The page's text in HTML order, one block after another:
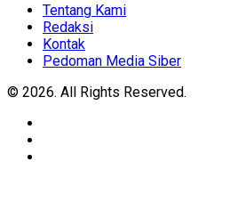
Tentang Kami
Redaksi
Kontak
Pedoman Media Siber
© 2026. All Rights Reserved.